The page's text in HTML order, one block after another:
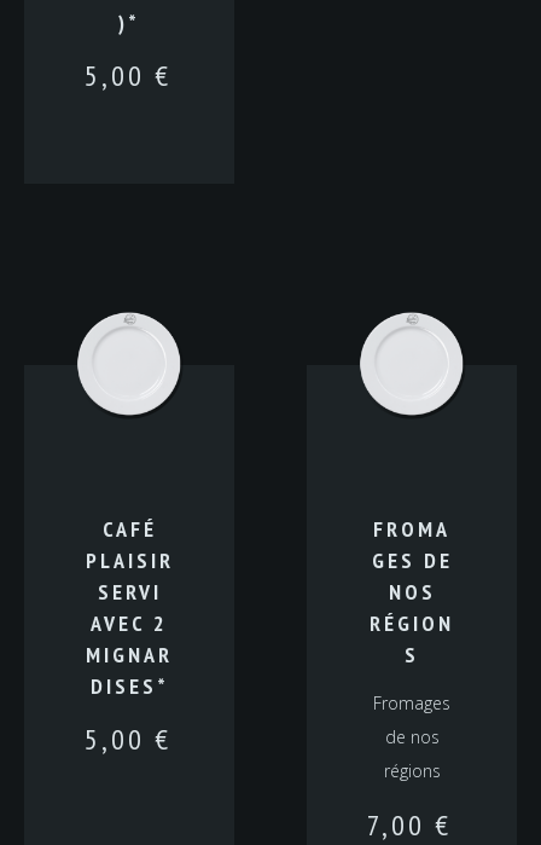
)*
5,00 €
FROMA
GES DE
NOS
RÉGION
S
Fromages
de nos
régions
7,00 €
CAFÉ
PLAISIR
SERVI
AVEC 2
MIGNAR
DISES*
5,00 €